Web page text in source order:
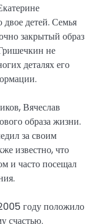
детей. Семья
закрытый образ
не
деталях его
Вячеслав
образа жизни.
за своим
известно, что
и часто посещал
году положило
счастью.